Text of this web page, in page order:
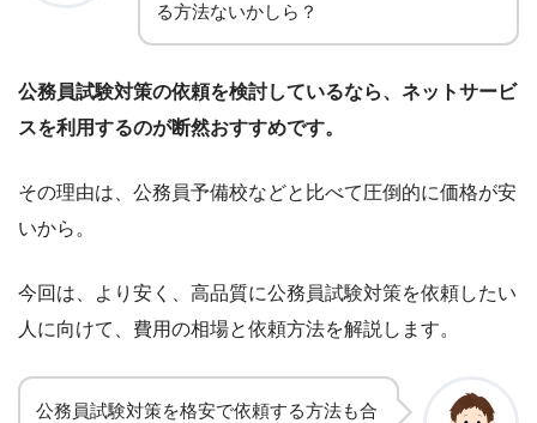
る方法ないかしら？
公務員試験対策の依頼を検討しているなら、ネットサービ
スを利用するのが断然おすすめです。
その理由は、公務員予備校などと比べて圧倒的に価格が安
いから。
今回は、より安く、高品質に公務員試験対策を依頼したい
人に向けて、費用の相場と依頼方法を解説します。
公務員試験対策を格安で依頼する方法も合